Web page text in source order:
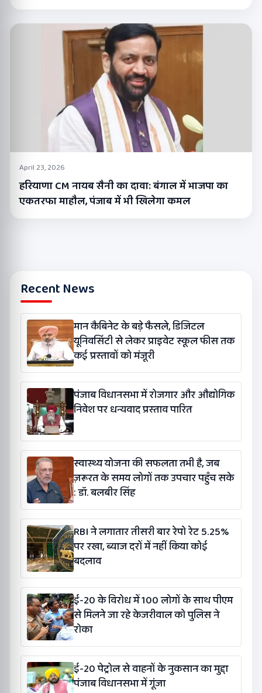
April 23, 2026
हरियाणा CM नायब सैनी का दावा: बंगाल में भाजपा का
एकतरफा माहौल, पंजाब में भी खिलेगा कमल
Recent News
मान कैबिनेट के बड़े फैसले, डिजिटल
यूनिवर्सिटी से लेकर प्राइवेट स्कूल फीस तक
कई प्रस्तावों को मंजूरी
पंजाब विधानसभा में रोजगार और औद्योगिक
निवेश पर धन्यवाद प्रस्ताव पारित
स्वास्थ्य योजना की सफलता तभी है, जब
ज़रूरत के समय लोगों तक उपचार पहुँच सके
: डॉ. बलबीर सिंह
RBI ने लगातार तीसरी बार रेपो रेट 5.25%
पर रखा, ब्याज दरों में नहीं किया कोई
बदलाव
ई-20 के विरोध में 100 लोगों के साथ पीएम
से मिलने जा रहे केजरीवाल को पुलिस ने
रोका
ई-20 पेट्रोल से वाहनों के नुकसान का मुद्दा
पंजाब विधानसभा में गूंजा